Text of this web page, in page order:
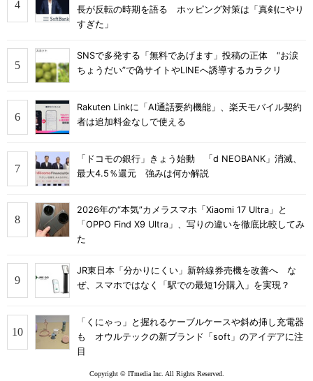
長が反転の時期を語る ホッピング対策は「真剣にやり
すぎた」
SNSで多発する「無料であげます」投稿の正体 “お涙
ちょうだい”で偽サイトやLINEへ誘導するカラクリ
Rakuten Linkに「AI通話要約機能」、楽天モバイル契約
者は追加料金なしで使える
「ドコモの銀行」きょう始動 「d NEOBANK」消滅、
最大4.5％還元 強みは何か解説
2026年の“本気”カメラスマホ「Xiaomi 17 Ultra」と
「OPPO Find X9 Ultra」、写りの違いを徹底比較してみ
た
JR東日本「分かりにくい」新幹線券売機を改善へ な
ぜ、スマホではなく「駅での最短1分購入」を実現？
「くにゃっ」と握れるケーブルケースや斜め挿し充電器
も オウルテックの新ブランド「soft」のアイデアに注
目
Copyright © ITmedia Inc. All Rights Reserved.